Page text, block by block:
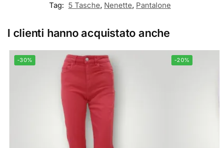
Tag: 5 Tasche, Nenette, Pantalone
I clienti hanno acquistato anche
-30% -20%